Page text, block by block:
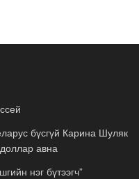
бүсгүй Карина Шуляк
авна
нэг бүтээгч”